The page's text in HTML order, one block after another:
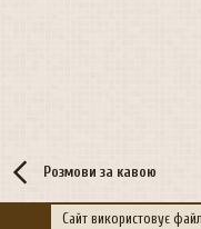
Розмови за кавою
Сайт використовує